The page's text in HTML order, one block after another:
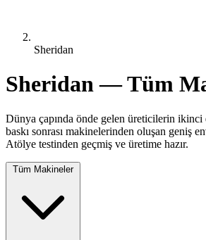
Sheridan
Sheridan — Tüm
Dünya çapında önde gelen üreticilerin ikinci
baskı sonrası makinelerinden oluşan geniş
Atölye testinden geçmiş ve üretime hazır.
Tüm Makineler